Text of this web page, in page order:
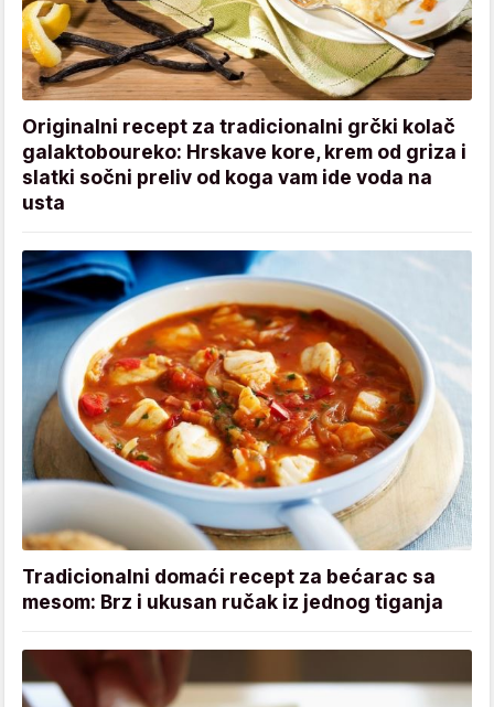
Originalni recept za tradicionalni grčki kolač
galaktoboureko: Hrskave kore, krem od griza i
slatki sočni preliv od koga vam ide voda na
usta
Tradicionalni domaći recept za bećarac sa
mesom: Brz i ukusan ručak iz jednog tiganja